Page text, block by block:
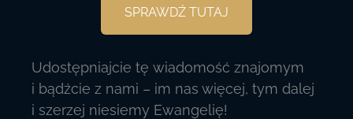
SPRAWDŹ TUTAJ
Udostępniajcie tę wiadomość znajomym
i bądźcie z nami – im nas więcej, tym dalej
i szerzej niesiemy Ewangelię!